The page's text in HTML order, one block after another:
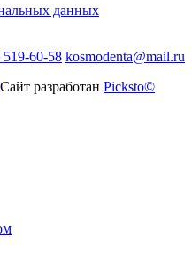
данных
60-58 kosmodenta@mail.ru
Сайт разработан Picksto©